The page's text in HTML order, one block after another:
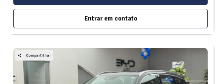
Entrar em contato
Compartilhar